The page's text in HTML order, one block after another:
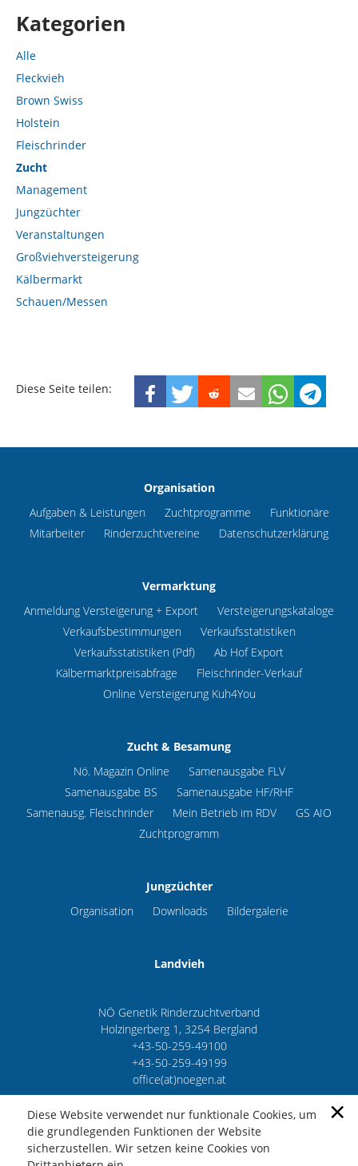
Kategorien
Alle
Fleckvieh
Brown Swiss
Holstein
Fleischrinder
Zucht
Management
Jungzüchter
Veranstaltungen
Großviehversteigerung
Kälbermarkt
Schauen/Messen
Diese Seite teilen:
Organisation
Aufgaben & Leistungen
Zuchtprogramme
Funktionäre
Mitarbeiter
Rinderzuchtvereine Datenschutzerklärung
Vermarktung
Anmeldung Versteigerung + Export
Versteigerungskataloge
Verkaufsbestimmungen
Verkaufsstatistiken
Verkaufsstatistiken (Pdf)
Ab Hof Export
Kälbermarktpreisabfrage
Fleischrinder-Verkauf
Online Versteigerung Kuh4You
Zucht & Besamung
Nö. Magazin Online
Samenausgabe FLV
Samenausgabe BS
Samenausgabe HF/RHF
Samenausg. Fleischrinder
Mein Betrieb im RDV
GS AIO
Zuchtprogramm
Jungzüchter
Organisation
Downloads Bildergalerie
Landvieh
NÖ Genetik Rinderzuchtverband
Holzingerberg 1, 3254 Bergland
+43-50-259-49100
+43-50-259-49199
office(at)noegen.at
Impressum Datenschutz
×
Diese Website verwendet nur funktionale Cookies, um
die grundlegenden Funktionen der Website
sicherzustellen. Wir setzen keine Cookies von